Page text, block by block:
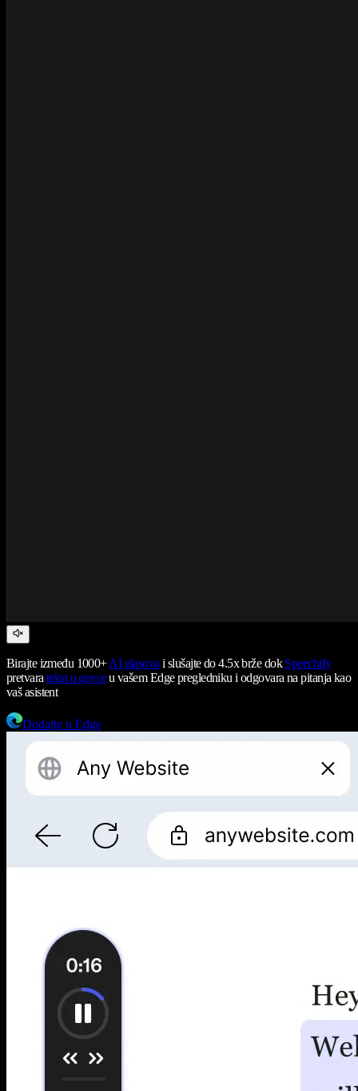
Birajte između 1000+AI glasova i slušajte do 4.5x brže dokSpeechify
pretvara tekst u govoru vašem Edge pregledniku i odgovara na pitanja kao
vaš asistent
Dodajte u Edge